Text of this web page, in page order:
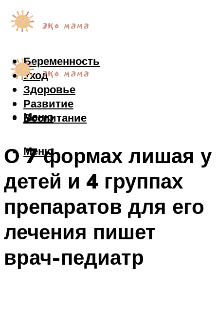
Беременность
Уход
Здоровье
Развитие
Воспитание
Меню
Меню
О 7 формах лишая у
детей и 4 группах
препаратов для его
лечения пишет
врач-педиатр